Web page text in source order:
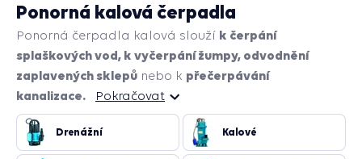
Ponorná kalová čerpadla
Ponorná čerpadla kalová slouží k čerpání
splaškových vod, k vyčerpání žumpy, odvodnění
zaplavených sklepů nebo k přečerpávání
kanalizace.
Pokračovat
Pokračovat
Drenážní Kalové